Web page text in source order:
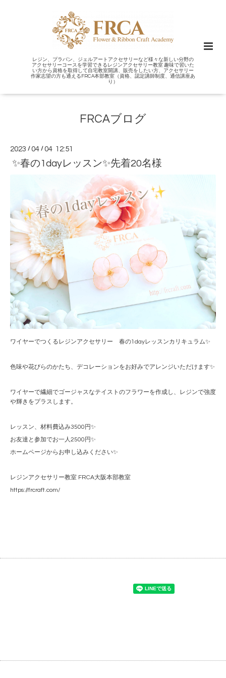
レジン、プラバン、ジェルアートアクセサリーなど様々な新しい分野の
アクセサリーコースを学習できるレジンアクセサリー教室 趣味で習いた
い方から資格を取得して自宅教室開講、販売をしたい方、アクセサリー
作家志望の方も通えるFRCA本部教室（資格、認定講師制度、通信講座あ
り）
FRCAブログ
2023 /04 /04 12:51
✨春の1dayレッスン✨先着20名様
ワイヤーでつくるレジンアクセサリー 春の1dayレッスンカリキュラム✨
色味や花びらのかたち、デコレーションをお好みでアレンジいただけます✨
ワイヤーで繊細でゴージャスなテイストのフラワーを作成し、レジンで強度
や輝きをプラスします。
レッスン、材料費込み3500円✨
お友達と参加でお一人2500円✨
ホームページからお申し込みください✨
レジンアクセサリー教室 FRCA大阪本部教室
https://frcraft.com/